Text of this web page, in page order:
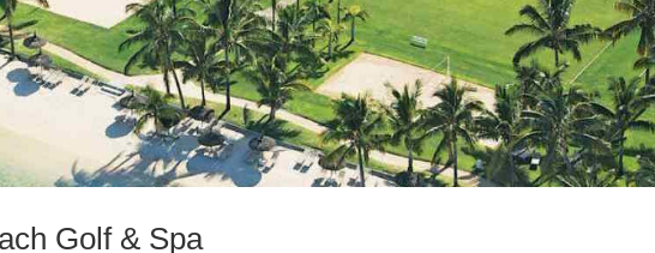
Golf & Spa